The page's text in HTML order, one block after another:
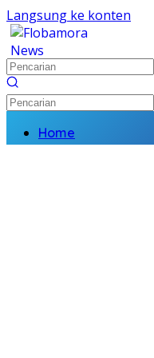
Langsung ke konten
Home